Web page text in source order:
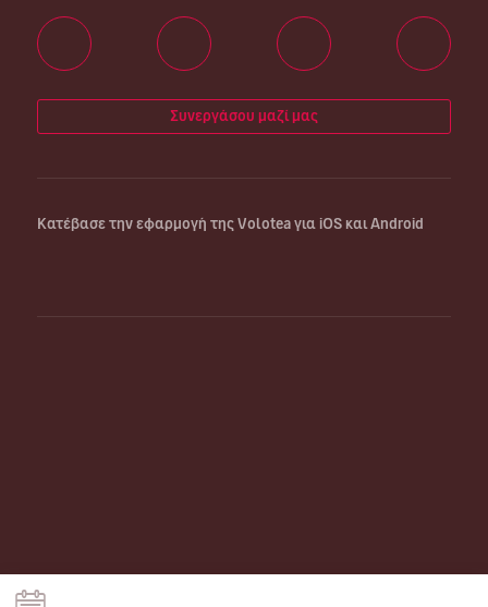
Συνεργάσου μαζί μας
Κατέβασε την εφαρμογή της Volotea για iOS και Android